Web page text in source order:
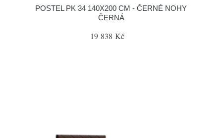
POSTEL PK 34 140X200 CM - ČERNÉ NOHY
ČERNÁ
19 838 Kč